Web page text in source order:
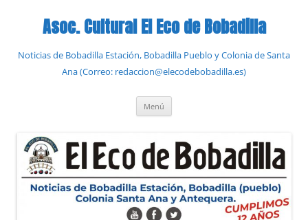
contenidoAsoc. Cultural El Eco de Bobadilla
Noticias de Bobadilla Estación, Bobadilla Pueblo y Colonia de Santa
Ana (Correo: redaccion@elecodebobadilla.es)
Menú